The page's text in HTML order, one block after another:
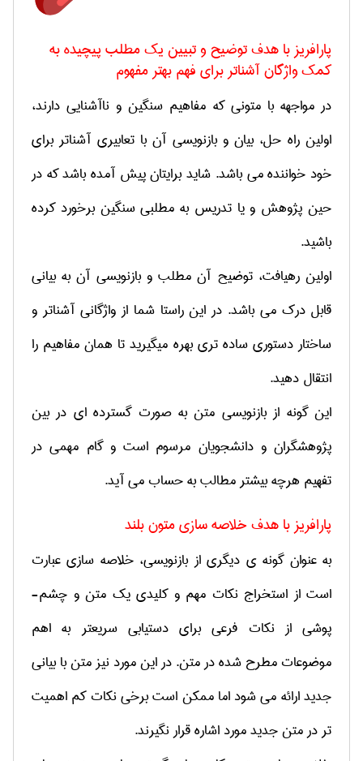
پارافریز با هدف توضیح و تبیین یک مطلب پیچیده به
کمک واژگان آشناتر برای فهم بهتر مفهوم
در مواجهه با متونی که مفاهیم سنگین و ناآشنایی دارند،
اولین راه ­حل، بیان و بازنویسی آن با تعابیری آشناتر برای
خود خواننده می­ باشد. شاید برایتان پیش آمده باشد که در
حین پژوهش و یا تدریس به مطلبی سنگین برخورد کرده
باشید.
اولین رهیافت، توضیح آن مطلب و بازنویسی آن به بیانی
قابل درک می باشد. در این راستا شما از واژگانی آشناتر و
ساختار دستوری ساده تری بهره می­گیرید تا همان مفاهیم را
انتقال دهید.
این گونه از بازنویسی متن به صورت گسترده ­ای در بین
پژوهشگران و دانشجویان مرسوم است و گام مهمی در
تفهیم هرچه بیشتر مطالب به حساب می ­آید.
پارافریز با هدف خلاصه سازی متون بلند
به عنوان گونه­ ی دیگری از بازنویسی، خلاصه سازی عبارت
است از استخراج نکات مهم و کلیدی یک متن و چشم­
پوشی از نکات فرعی برای دست­یابی سریعتر به اهم
موضوعات مطرح شده در متن. در این مورد نیز متن با بیانی
جدید ارائه می شود اما ممکن است برخی نکات کم اهمیت
­تر در متن جدید مورد اشاره قرار نگیرند.